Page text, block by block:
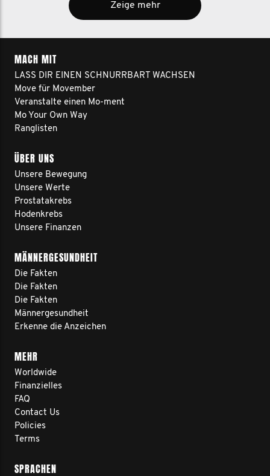
Zeige mehr
MACH MIT
LASS DIR EINEN SCHNURRBART WACHSEN
Move für Movember
Veranstalte einen Mo-ment
Mo Your Own Way
Ranglisten
ÜBER UNS
Unsere Bewegung
Unsere Werte
Prostatakrebs
Hodenkrebs
Unsere Finanzen
MÄNNERGESUNDHEIT
Die Fakten
Die Fakten
Die Fakten
Männergesundheit
Erkenne die Anzeichen
MEHR
Worldwide
Finanzielles
FAQ
Contact Us
Policies
Terms
SPRACHEN